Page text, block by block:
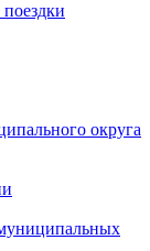
округа